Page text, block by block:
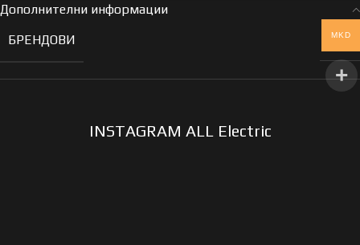
Дополнителни информации
БРЕНДОВИ
DYU
INSTAGRAM ALL Electric
MKD